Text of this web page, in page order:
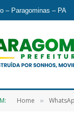
– Paragominas – PA
Home »